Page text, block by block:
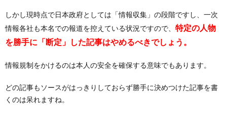
しかし現時点で日本政府としては「情報収集」の段階ですし、一次
情報各社も本名での報道を控えている状況ですので、 特定の人物
を勝手に「断定」した記事はやめるべきでしょう。
情報規制をかけるのは本人の安全を確保する意味でもあります。
どの記事もソースがはっきりしておらず勝手に決めつけた記事を書
くのは呆れますね。